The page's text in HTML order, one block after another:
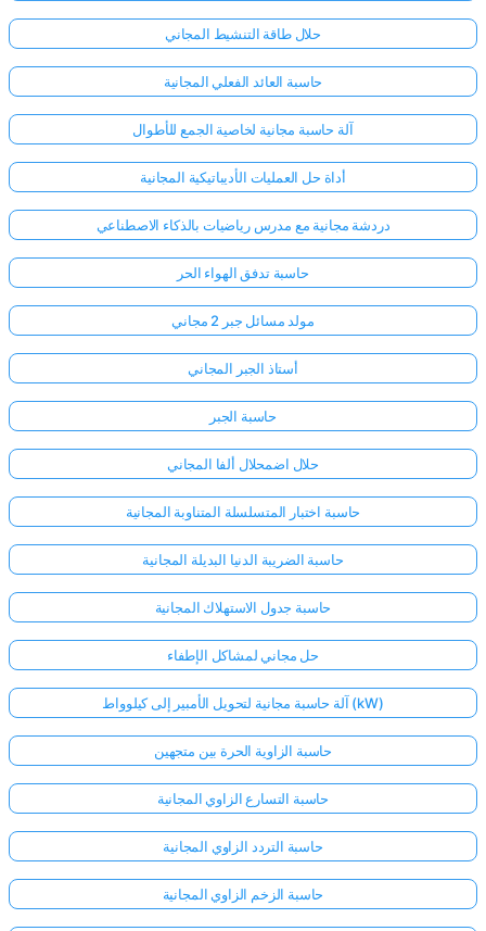
حلال طاقة التنشيط المجاني
حاسبة العائد الفعلي المجانية
آلة حاسبة مجانية لخاصية الجمع للأطوال
أداة حل العمليات الأديباتيكية المجانية
دردشة مجانية مع مدرس رياضيات بالذكاء الاصطناعي
حاسبة تدفق الهواء الحر
مولد مسائل جبر 2 مجاني
أستاذ الجبر المجاني
حاسبة الجبر
حلال اضمحلال ألفا المجاني
حاسبة اختبار المتسلسلة المتناوبة المجانية
حاسبة الضريبة الدنيا البديلة المجانية
حاسبة جدول الاستهلاك المجانية
حل مجاني لمشاكل الإطفاء
آلة حاسبة مجانية لتحويل الأمبير إلى كيلوواط (kW)
حاسبة الزاوية الحرة بين متجهين
حاسبة التسارع الزاوي المجانية
حاسبة التردد الزاوي المجانية
حاسبة الزخم الزاوي المجانية